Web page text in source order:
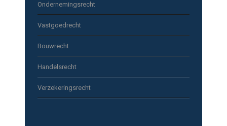
Ondernemingsrecht
Vastgoedrecht
Bouwrecht
Handelsrecht
Verzekeringsrecht